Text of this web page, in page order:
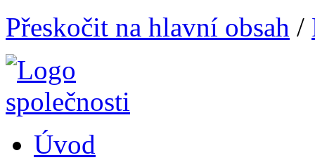
Přeskočit na hlavní obsah /
Úvod